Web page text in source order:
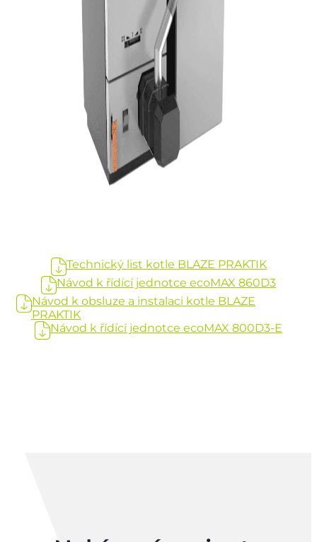
Technický list kotle BLAZE PRAKTIK
Návod k řídící jednotce ecoMAX 860D3
Návod k obsluze a instalaci kotle BLAZE
PRAKTIK
Návod k řídící jednotce ecoMAX 800D3-E